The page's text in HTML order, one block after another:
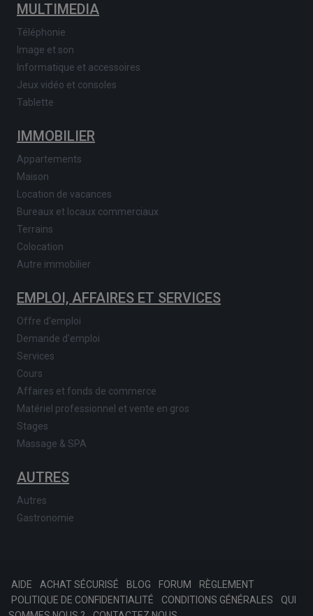
MULTIMEDIA
Téléphonie
Image et son
Informatique et accessoires
Jeux vidéo et consoles
Tablette
IMMOBILIER
Appartements
Maison
Location de vacances
Bureaux et locaux commerciaux
Terrains
Colocation
Autre immobilier
EMPLOI, AFFAIRES ET SERVICES
Offre d'emploi
Demande d'emploi
Services
Cours
Affaires et fonds de commerce
Matériel professionnel et vente en gros
Stages
Massage & SPA
AUTRES
Autres
Gastronomie
AIDE ACHAT SÉCURISÉ BLOG FORUM
RÈGLEMENT
POLITIQUE DE CONFIDENTIALITÉ
CONDITIONS GÉNÉRALES
QUI